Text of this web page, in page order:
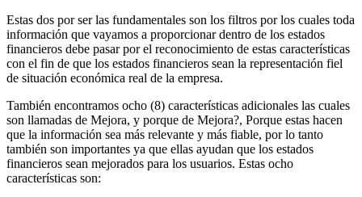
Estas dos por ser las fundamentales son los filtros por los cuales toda
información que vayamos a proporcionar dentro de los estados
financieros debe pasar por el reconocimiento de estas características
con el fin de que los estados financieros sean la representación fiel
de situación económica real de la empresa.
También encontramos ocho (8) características adicionales las cuales
son llamadas de Mejora, y porque de Mejora?, Porque estas hacen
que la información sea más relevante y más fiable, por lo tanto
también son importantes ya que ellas ayudan que los estados
financieros sean mejorados para los usuarios. Estas ocho
características son: